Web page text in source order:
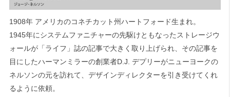
1908年 アメリカのコネチカット州ハートフォード生まれ。
1945年にシステムファニチャーの先駆けともなったストレージウ
ォールが「ライフ」誌の記事で大きく取り上げられ、その記事を
目にしたハーマンミラーの創業者D.J. デプリーがニューヨークの
ネルソンの元を訪れて、デザインディレクターを引き受けてくれ
るように依頼。